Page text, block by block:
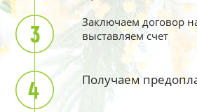
Заключаем договор
выставляем счет
Получаем